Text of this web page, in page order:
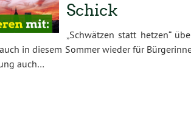
Schick
„Schwätzen statt hetzen“
in diesem Sommer wieder für
auch…